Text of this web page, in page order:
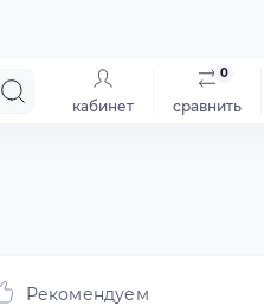
кабинет сравнить
0
Рекомендуем